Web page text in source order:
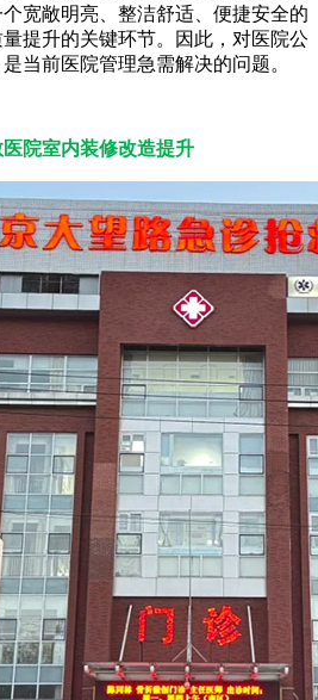
宽敞明亮、整洁舒适、便捷安全的
提升的关键环节。因此，对医院公
当前医院管理急需解决的问题。
院室内装修改造提升